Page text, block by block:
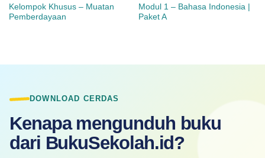
Kelompok Khusus – Muatan
Pemberdayaan
Modul 1 – Bahasa Indonesia |
Paket A
DOWNLOAD CERDAS
Kenapa mengunduh buku
dari BukuSekolah.id?